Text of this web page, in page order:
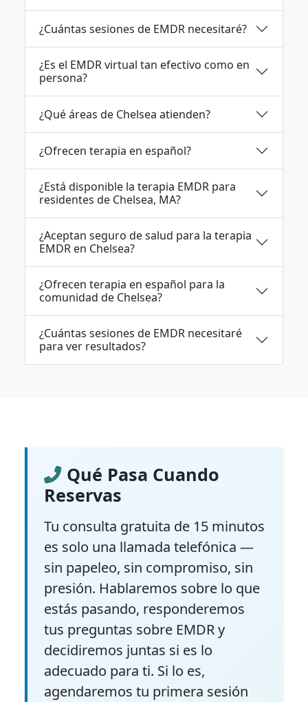
¿Cuántas sesiones de EMDR necesitaré?
¿Es el EMDR virtual tan efectivo como en
persona?
¿Qué áreas de Chelsea atienden?
¿Ofrecen terapia en español?
¿Está disponible la terapia EMDR para
residentes de Chelsea, MA?
¿Aceptan seguro de salud para la terapia
EMDR en Chelsea?
¿Ofrecen terapia en español para la
comunidad de Chelsea?
¿Cuántas sesiones de EMDR necesitaré
para ver resultados?
Qué Pasa Cuando
Reservas
Tu consulta gratuita de 15 minutos
es solo una llamada telefónica —
sin papeleo, sin compromiso, sin
presión. Hablaremos sobre lo que
estás pasando, responderemos
tus preguntas sobre EMDR y
decidiremos juntas si es lo
adecuado para ti. Si lo es,
agendaremos tu primera sesión